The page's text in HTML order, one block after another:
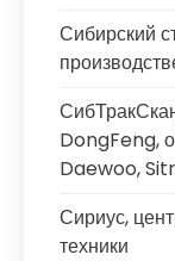
Сибирский
DongFeng,
Daewoo,
Сириус,
техники